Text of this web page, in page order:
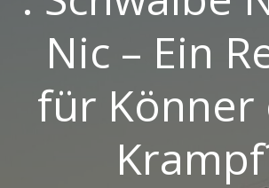
Nic – Ein
für Könner